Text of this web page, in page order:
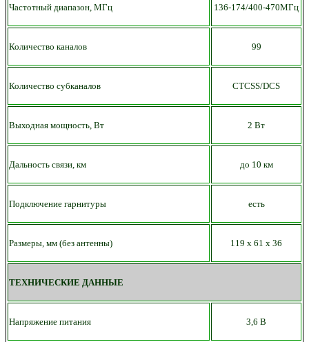
Частотный диапазон, МГц 136-174/400-470МГц
Количество каналов 99
Количество субканалов CTCSS/DCS
Выходная мощность, Вт 2 Вт
Дальность связи, км до 10 км
Подключение гарнитуры есть
Размеры, мм (без антенны) 119 х 61 х 36
ТЕХНИЧЕСКИЕ ДАННЫЕ
Напряжение питания 3,6 В